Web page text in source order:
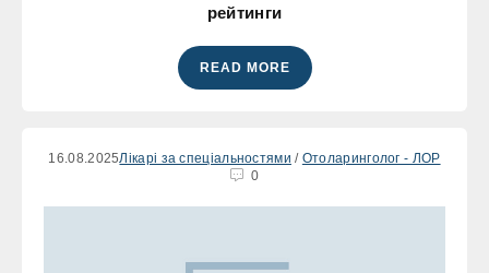
рейтинги
READ MORE
16.08.2025Лікарі за спеціальностями / Отоларинголог - ЛОР
0